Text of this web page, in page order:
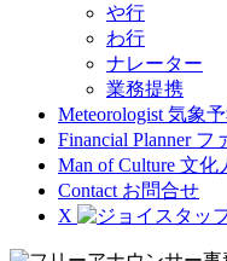
や行
わ行
ナレーター
業務提携
Meteorologist 気象
Financial Planner フ
Man of Culture 文化
Contact お問合せ
X